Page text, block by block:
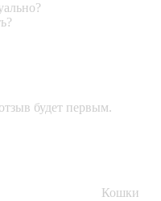
будет первым.
Кошки